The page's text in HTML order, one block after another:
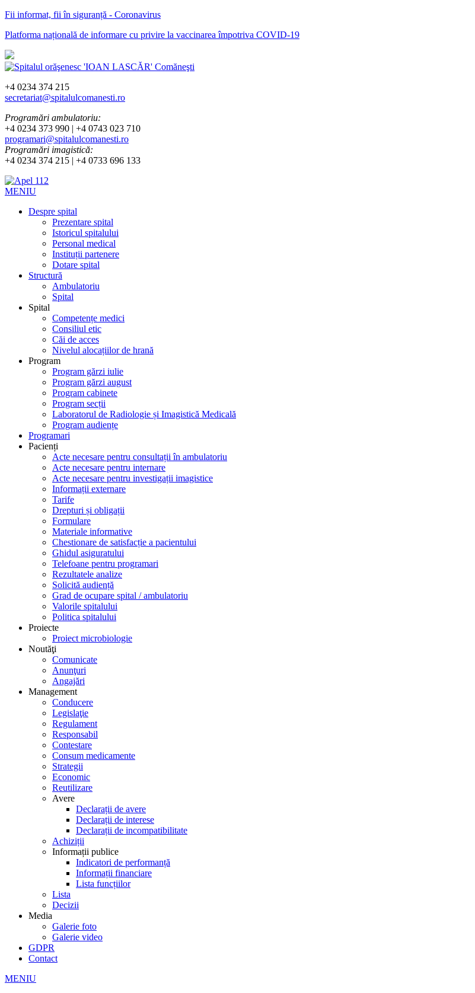
Fii informat, fii în siguranță - Coronavirus
Platforma națională de informare cu privire la vaccinarea împotriva COVID-19
+4 0234 374 215
secretariat@spitalulcomanesti.ro
Programări ambulatoriu:
+4 0234 373 990 | +4 0743 023 710
programari@spitalulcomanesti.ro
Programări imagistică:
+4 0234 374 215 | +4 0733 696 133
MENIU
Despre spital
Prezentare spital
Istoricul spitalului
Personal medical
Instituții partenere
Dotare spital
Structură
Ambulatoriu
Spital
Spital
Competențe medici
Consiliul etic
Căi de acces
Nivelul alocațiilor de hrană
Program
Program gărzi iulie
Program gărzi august
Program cabinete
Program secții
Laboratorul de Radiologie și Imagistică Medicală
Program audiențe
Programari
Pacienți
Acte necesare pentru consultații în ambulatoriu
Acte necesare pentru internare
Acte necesare pentru investigații imagistice
Informații externare
Tarife
Drepturi și obligații
Formulare
Materiale informative
Chestionare de satisfacție a pacientului
Ghidul asiguratului
Telefoane pentru programari
Rezultatele analize
Solicită audiență
Grad de ocupare spital / ambulatoriu
Valorile spitalului
Politica spitalului
Proiecte
Proiect microbiologie
Noutăţi
Comunicate
Anunţuri
Angajări
Management
Conducere
Legislaţie
Regulament
Responsabil
Contestare
Consum medicamente
Strategii
Economic
Reutilizare
Avere
Declarații de avere
Declarații de interese
Declarații de incompatibilitate
Achiziții
Informații publice
Indicatori de performanță
Informații financiare
Lista funcțiilor
Lista
Decizii
Media
Galerie foto
Galerie video
GDPR
Contact
MENIU